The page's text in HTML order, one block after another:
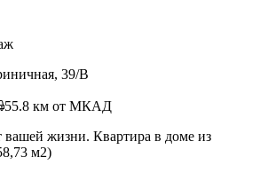
39/В
55.8 км от МКАД
жизни. Квартира в доме из
м2)